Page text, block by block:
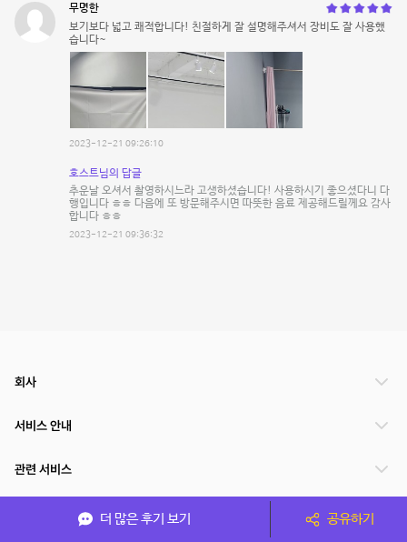
무명한
보기보다 넓고 쾌적합니다! 친절하게 잘 설명해주셔서 장비도 잘 사용했
습니다~
2023-12-21 09:26:10
호스트님의 답글
추운날 오셔서 촬영하시느라 고생하셨습니다! 사용하시기 좋으셨다니 다
행입니다 ㅎㅎ 다음에 또 방문해주시면 따뜻한 음료 제공해드릴께요 감사
합니다 ㅎㅎ
2023-12-21 09:36:32
더 많은 후기 보기 공유하기
회사
서비스 안내
관련 서비스